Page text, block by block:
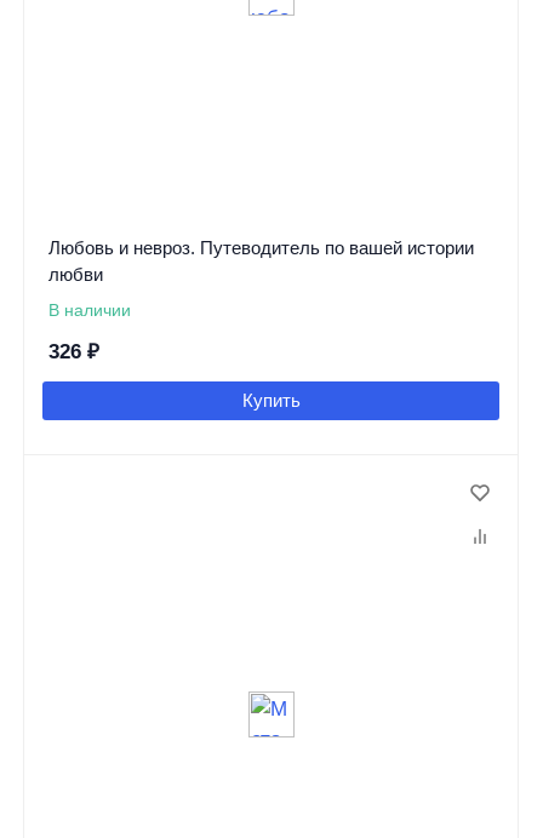
Любовь и невроз. Путеводитель по вашей истории
любви
В наличии
326 ₽
Купить